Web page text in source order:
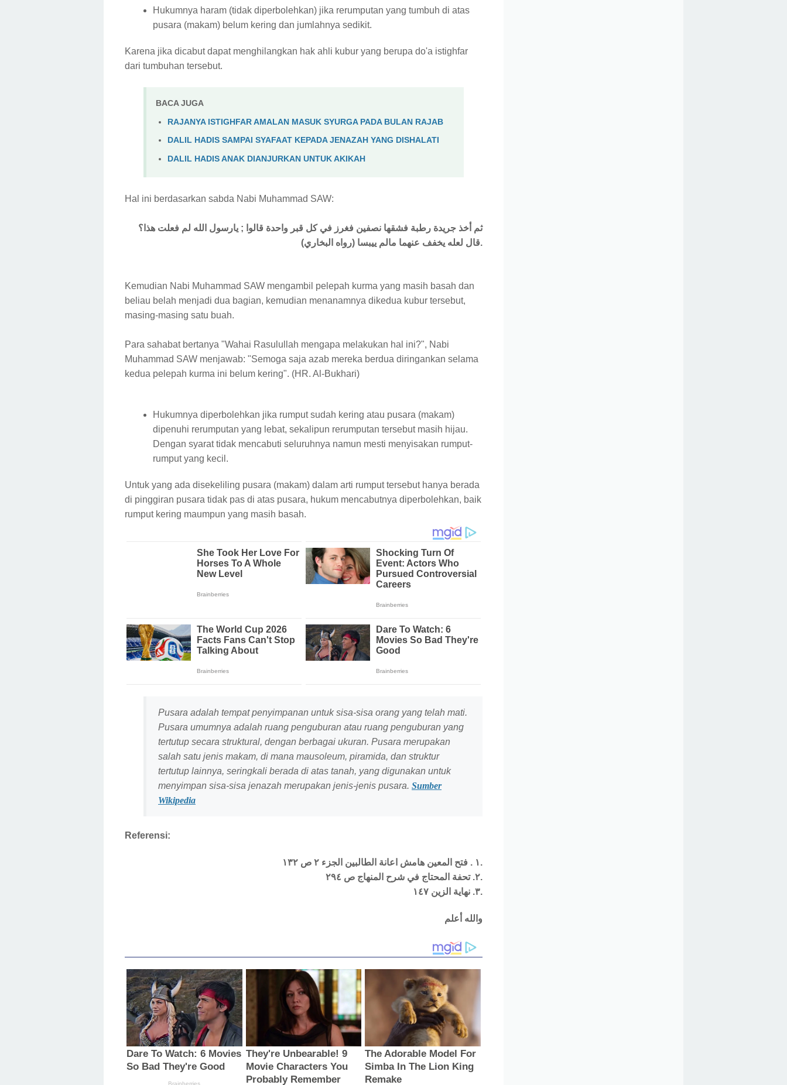
Hukumnya haram (tidak diperbolehkan) jika rerumputan yang tumbuh di atas
pusara (makam) belum kering dan jumlahnya sedikit.
Karena jika dicabut dapat menghilangkan hak ahli kubur yang berupa do'a istighfar
dari tumbuhan tersebut.
BACA JUGA
RAJANYA ISTIGHFAR AMALAN MASUK SYURGA PADA BULAN RAJAB
DALIL HADIS SAMPAI SYAFAAT KEPADA JENAZAH YANG DISHALATI
DALIL HADIS ANAK DIANJURKAN UNTUK AKIKAH
Hal ini berdasarkan sabda Nabi Muhammad SAW:
ثم أخذ جريدة رطبة فشقها نصفين فغرز في كل قبر واحدة قالوا ; يارسول الله لم فعلت هذا؟
قال لعله يخفف عنهما مالم ييبسا (رواه البخاري).
Kemudian Nabi Muhammad SAW mengambil pelepah kurma yang masih basah dan
beliau belah menjadi dua bagian, kemudian menanamnya dikedua kubur tersebut,
masing-masing satu buah.
Para sahabat bertanya "Wahai Rasulullah mengapa melakukan hal ini?", Nabi
Muhammad SAW menjawab: "Semoga saja azab mereka berdua diringankan selama
kedua pelepah kurma ini belum kering". (HR. Al-Bukhari)
Hukumnya diperbolehkan jika rumput sudah kering atau pusara (makam)
dipenuhi rerumputan yang lebat, sekalipun rerumputan tersebut masih hijau.
Dengan syarat tidak mencabuti seluruhnya namun mesti menyisakan rumput-
rumput yang kecil.
Untuk yang ada disekeliling pusara (makam) dalam arti rumput tersebut hanya berada
di pinggiran pusara tidak pas di atas pusara, hukum mencabutnya diperbolehkan, baik
rumput kering maumpun yang masih basah.
Pusara adalah tempat penyimpanan untuk sisa-sisa orang yang telah mati.
Pusara umumnya adalah ruang penguburan atau ruang penguburan yang
tertutup secara struktural, dengan berbagai ukuran. Pusara merupakan
salah satu jenis makam, di mana mausoleum, piramida, dan struktur
tertutup lainnya, seringkali berada di atas tanah, yang digunakan untuk
menyimpan sisa-sisa jenazah merupakan jenis-jenis pusara. Sumber
Wikipedia
Referensi:
١ . فتح المعين هامش اعانة الطالبين الجزء ٢ ص ١٣٢.
٢. تحفة المحتاج في شرح المنهاج ص ٢٩٤.
٣. نهاية الزين ١٤٧.
والله أعلم